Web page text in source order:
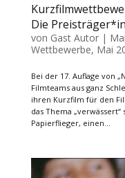
Die
von Gast Autor|
Wettbewerbe, Mai
Bei der 17. Auflage von
Filmteams aus ganz
ihren Kurzfilm für den
das Thema
Papierflieger, einen...